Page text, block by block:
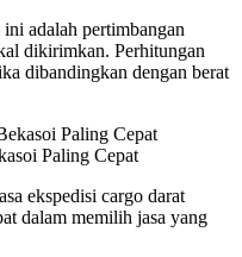
adalah pertimbangan
dikirimkan. Perhitungan
dibandingkan dengan berat
Paling Cepat
ekspedisi cargo darat
dalam memilih jasa yang